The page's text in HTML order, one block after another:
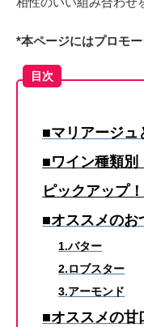
*本ページにはプロモ
目次
■マリアージ
■ワイン種類
ピックアップ！
■オススメのお
1.バター
2.ロブスター
3.アーモンド
■オススメの甘